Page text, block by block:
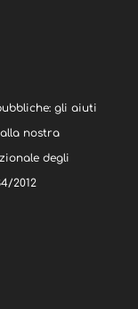
gli aiuti
nostra
degli
2012